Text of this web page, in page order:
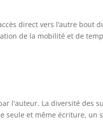
direct vers l’autre bout
de la mobilité et de
l'auteur. La diversité des
et même écriture, un